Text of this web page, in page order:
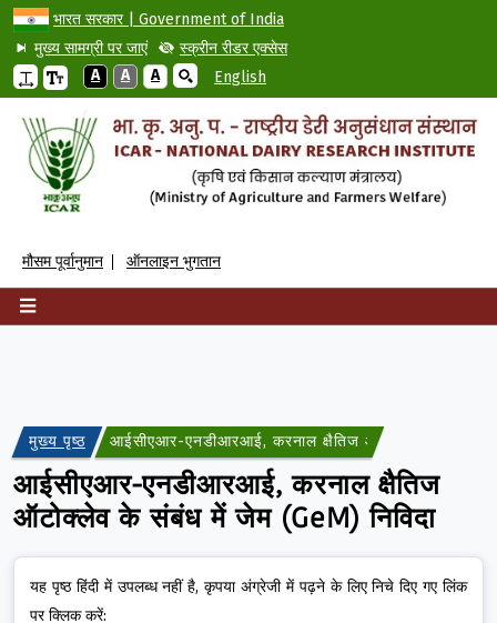
भारत सरकार | Government of India
मुख्य सामग्री पर जाएं
स्क्रीन रीडर एक्सेस
A
A A English
मौसम पूर्वानुमान ऑनलाइन भुगतान
मुख्य पृष्ठ आईसीएआर-एनडीआरआई, करनाल क्षैतिज ऑटोक्लेव के संबंध में
आईसीएआर-एनडीआरआई, करनाल क्षैतिज
ऑटोक्लेव के संबंध में जेम (GeM) निविदा
यह पृष्ठ हिंदी में उपलब्ध नहीं है, कृपया अंग्रेजी में पढ़ने के लिए निचे दिए गए लिंक
पर क्लिक करें: